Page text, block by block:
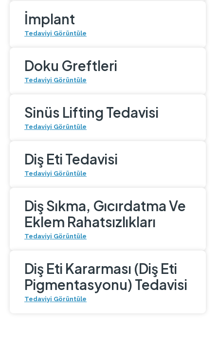
İmplant
Tedaviyi Görüntüle
Doku Greftleri
Tedaviyi Görüntüle
Sinüs Lifting Tedavisi
Tedaviyi Görüntüle
Diş Eti Tedavisi
Tedaviyi Görüntüle
Diş Sıkma, Gıcırdatma Ve
Eklem Rahatsızlıkları
Tedaviyi Görüntüle
Diş Eti Kararması (Diş Eti
Pigmentasyonu) Tedavisi
Tedaviyi Görüntüle